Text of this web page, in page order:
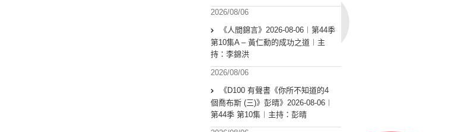
2026/08/06
《人間錦言》2026-08-06︱第44季
第10集A – 黃仁勳的成功之道︱主
持：李錦洪
2026/08/06
《D100 有聲書《你所不知道的4
個喬布斯 (三)》彭晴》2026-08-06︱
第44季 第10集︱主持：彭晴